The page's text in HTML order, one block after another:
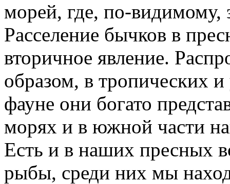
морей, где, по-видимому,
Расселение бычков в
вторичное явление.
образом, в тропических
фауне они богато
морях и в южной части
Есть и в наших пресных
рыбы, среди них мы